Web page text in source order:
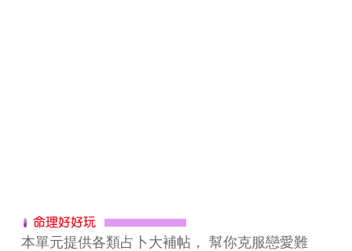
本單元提供各類占卜大補帖， 幫你克服戀愛難